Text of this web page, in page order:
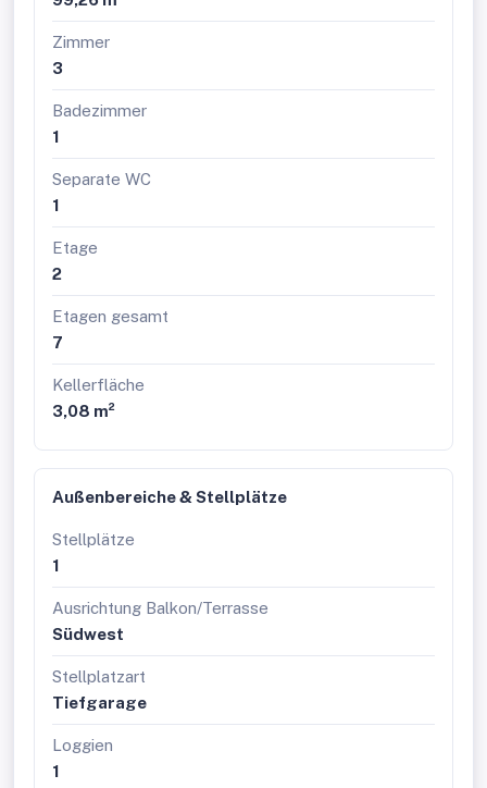
Zimmer
3
Badezimmer
1
Separate WC
1
Etage
2
Etagen gesamt
7
Kellerfläche
3,08 m²
Außenbereiche & Stellplätze
Stellplätze
1
Ausrichtung Balkon/Terrasse
Südwest
Stellplatzart
Tiefgarage
Loggien
1